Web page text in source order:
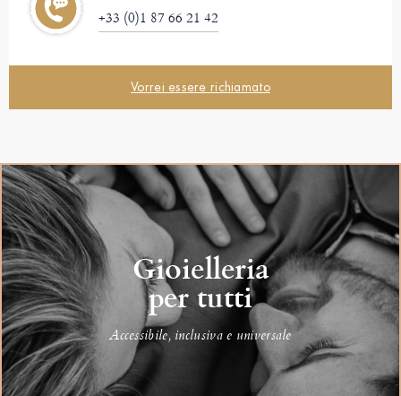
+33 (0)1 87 66 21 42
Vorrei essere richiamato
Gioielleria
per tutti
Accessibile, inclusiva e universale